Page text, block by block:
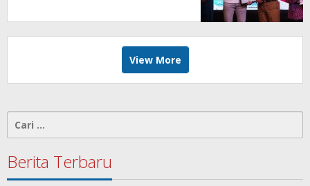
View More
untuk:
Berita Terbaru